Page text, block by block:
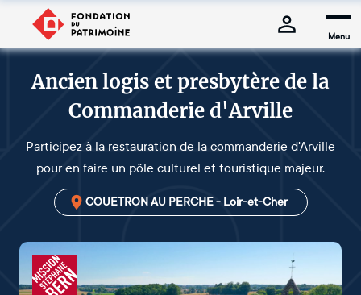
Menu
Ancien logis et presbytère de la
Commanderie d'Arville
Participez à la restauration de la commanderie d'Arville
pour en faire un pôle culturel et touristique majeur.
COUETRON AU PERCHE - Loir-et-Cher